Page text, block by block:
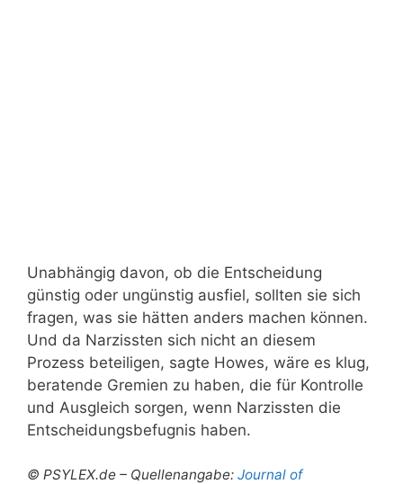
Unabhängig davon, ob die Entscheidung
günstig oder ungünstig ausfiel, sollten sie sich
fragen, was sie hätten anders machen können.
Und da Narzissten sich nicht an diesem
Prozess beteiligen, sagte Howes, wäre es klug,
beratende Gremien zu haben, die für Kontrolle
und Ausgleich sorgen, wenn Narzissten die
Entscheidungsbefugnis haben.
© PSYLEX.de – Quellenangabe: Journal of